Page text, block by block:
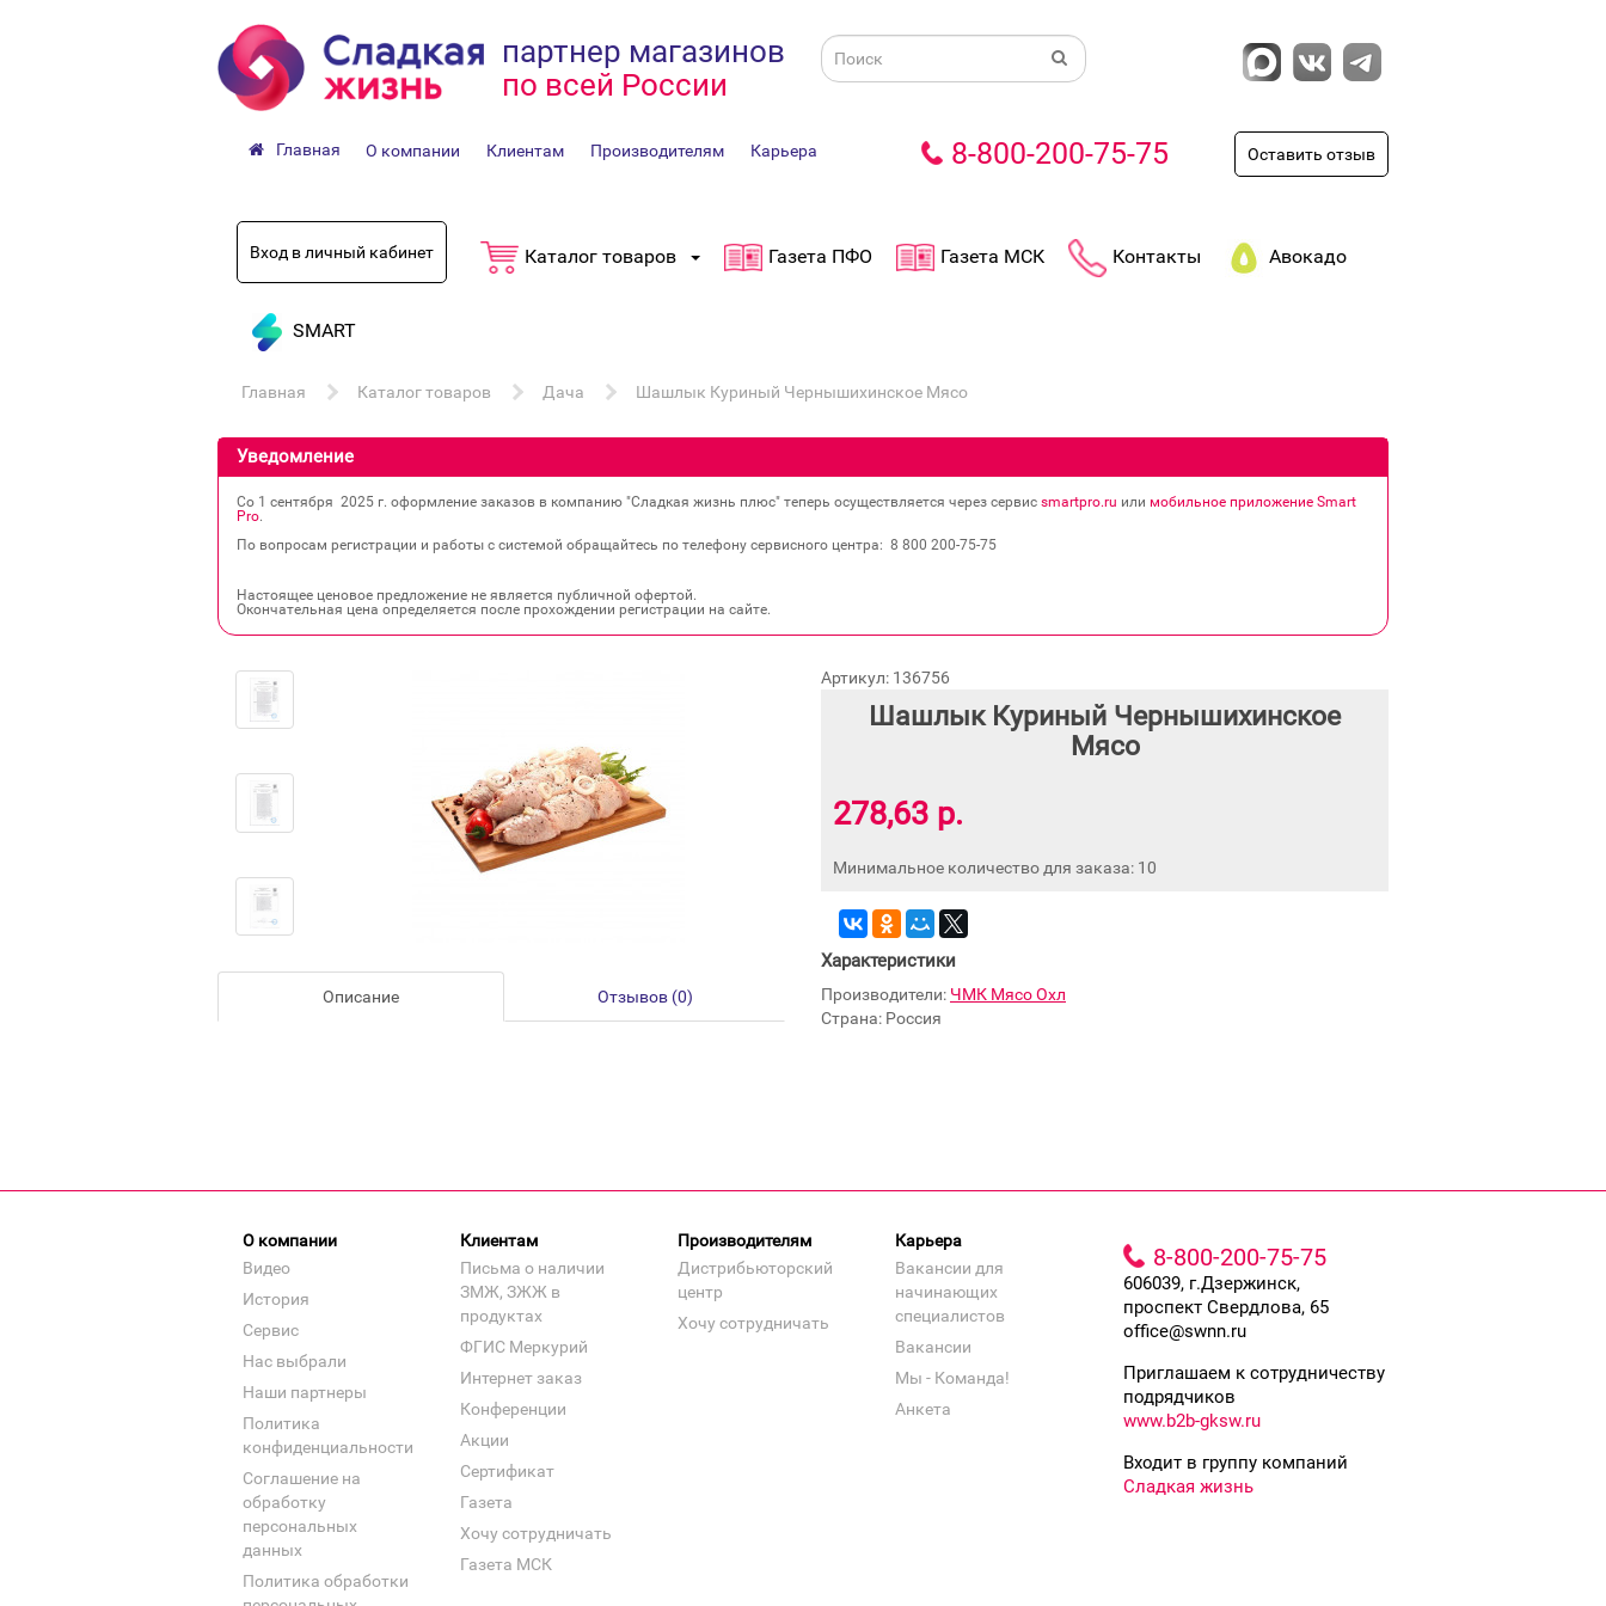
партнер магазинов
по всей России
Главная О компании Клиентам Производителям Карьера 8-800-200-75-75 Оставить отзыв
Вход в личный кабинет Каталог товаров Газета ПФО Газета МСК Контакты Авокадо
SMART
Главная Каталог товаров Дача Шашлык Куриный Чернышихинское Мясо
Уведомление
Со 1 сентября 2025 г. оформление заказов в компанию "Сладкая жизнь плюс" теперь осуществляется через сервис smartpro.ru или мобильное приложение Smart
Pro.
По вопросам регистрации и работы с системой обращайтесь по телефону сервисного центра: 8 800 200‐75‐75
Настоящее ценовое предложение не является публичной офертой.
Окончательная цена определяется после прохождении регистрации на сайте.
Описание Отзывов (0)
Артикул: 136756
Шашлык Куриный Чернышихинское
Мясо
278,63 р.
Минимальное количество для заказа: 10
Характеристики
Производители: ЧМК Мясо Охл
Страна: Россия
О компании
Видео
История
Сервис
Нас выбрали
Наши партнеры
Политика
конфиденциальности
Соглашение на
обработку
персональных
данных
Политика обработки
Клиентам
Письма о наличии
ЗМЖ, ЗЖЖ в
продуктах
ФГИС Меркурий
Интернет заказ
Конференции
Акции
Сертификат
Газета
Хочу сотрудничать
Газета МСК
Производителям
Дистрибьюторский
центр
Хочу сотрудничать
Карьера
Вакансии для
начинающих
специалистов
Вакансии
Мы - Команда!
Анкета
8-800-200-75-75
606039, г.Дзержинск,
проспект Свердлова, 65
office@swnn.ru
Приглашаем к сотрудничеству
подрядчиков
www.b2b-gksw.ru
Входит в группу компаний
Сладкая жизнь